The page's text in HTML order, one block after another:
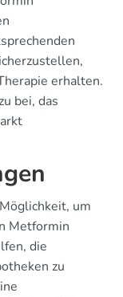
erhalten.
bei, das
um
Metformin
die
zu